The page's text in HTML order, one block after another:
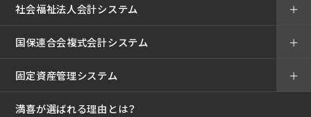
社会福祉法人会計システム ＋
国保連合会複式会計システム ＋
固定資産管理システム ＋
満喜が選ばれる理由とは？